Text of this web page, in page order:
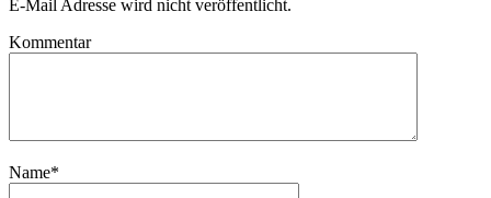
E-Mail Adresse wird nicht veröffentlicht.
Kommentar
Name*